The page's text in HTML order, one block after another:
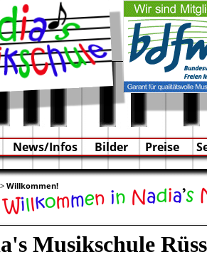
News/Infos Bilder Preise
Willkommen!
Musikschule